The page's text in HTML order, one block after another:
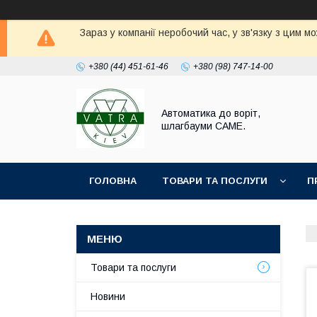
Зараз у компанії неробочий час, у зв'язку з цим
+380 (44) 451-61-46 +380 (98) 747-14-00
Автоматика до воріт,
шлагбауми CAME.
ГОЛОВНА ТОВАРИ ТА ПОСЛУГИ
Товари та послуги
Новини